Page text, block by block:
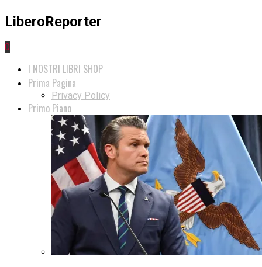
LiberoReporter
0
I NOSTRI LIBRI SHOP
Prima Pagina
Privacy Policy
Primo Piano